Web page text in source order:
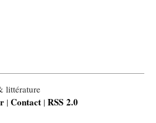
littérature
| Contact | RSS 2.0